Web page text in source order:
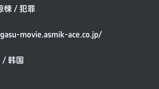
悚 / 犯罪
movie.asmik-ace.co.jp/
/ 韩国